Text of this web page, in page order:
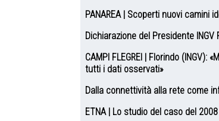
PANAREA | Scoperti nuovi
Dichiarazione del Presidente
CAMPI FLEGREI | Florindo
tutti i dati osservati»
Dalla connettività alla rete come
ETNA | Lo studio del caso del